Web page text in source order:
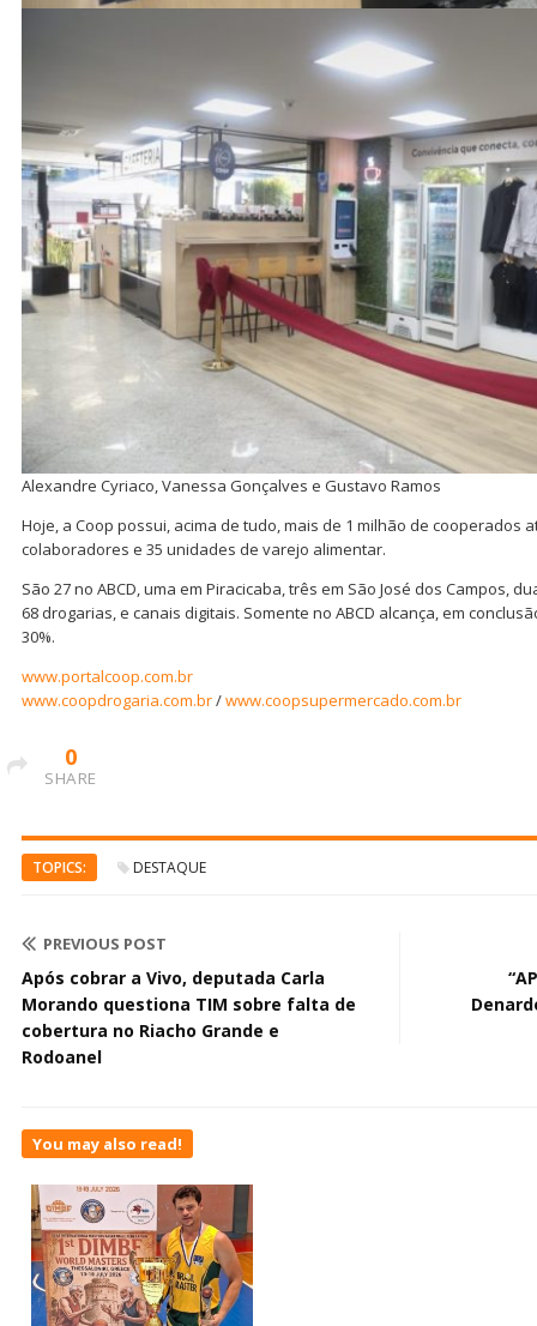
Alexandre Cyriaco, Vanessa Gonçalves e Gustavo Ramos
Hoje, a Coop possui, acima de tudo, mais de 1 milhão de cooperados
colaboradores e 35 unidades de varejo alimentar.
São 27 no ABCD, uma em Piracicaba, três em São José dos Campos,
68 drogarias, e canais digitais. Somente no ABCD alcança, em
30%.
www.portalcoop.com.br
www.coopdrogaria.com.br/www.coopsupermercado.com.br
0
SHARE
TOPICS: DESTAQUE
PREVIOUS POST
Após cobrar a Vivo, deputada Carla
Morando questiona TIM sobre falta de
cobertura no Riacho Grande e
Rodoanel
You may also read!